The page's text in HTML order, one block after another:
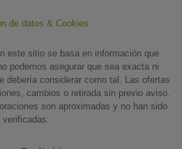
de datos & Cookies
este sitio se basa en información que
podemos asegurar que sea exacta ni
debería considerar como tal. Las ofertas
cambios o retirada sin previo aviso.
son aproximadas y no han sido
verificadas.